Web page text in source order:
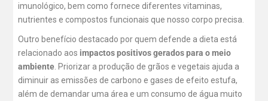
imunológico, bem como fornece diferentes vitaminas,
nutrientes e compostos funcionais que nosso corpo precisa.
Outro benefício destacado por quem defende a dieta está
relacionado aos impactos positivos gerados para o meio
ambiente . Priorizar a produção de grãos e vegetais ajuda a
diminuir as emissões de carbono e gases de efeito estufa,
além de demandar uma área e um consumo de água muito